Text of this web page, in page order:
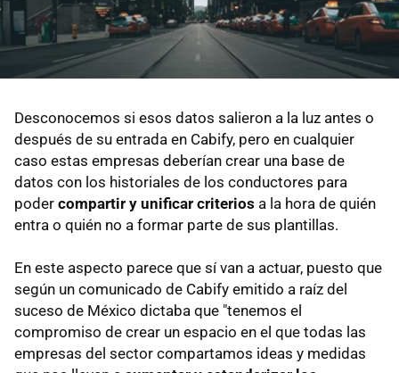
Desconocemos si esos datos salieron a la luz antes o
después de su entrada en Cabify, pero en cualquier
caso estas empresas deberían crear una base de
datos con los historiales de los conductores para
poder compartir y unificar criterios a la hora de quién
entra o quién no a formar parte de sus plantillas.
En este aspecto parece que sí van a actuar, puesto que
según un comunicado de Cabify emitido a raíz del
suceso de México dictaba que "tenemos el
compromiso de crear un espacio en el que todas las
empresas del sector compartamos ideas y medidas